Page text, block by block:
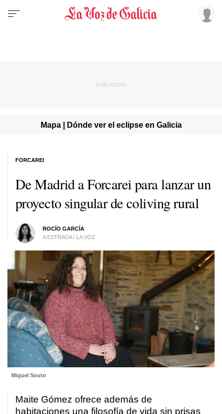
Mapa | Dónde ver el eclipse en Galicia
De Madrid a Forcarei para lanzar un
proyecto singular de coliving rural
ROCÍO GARCÍA
A ESTRADA / LA VOZ
FORCAREI
Miguel Souto
Maite Gómez ofrece además de
habitaciones una filosofía de vida sin prisas